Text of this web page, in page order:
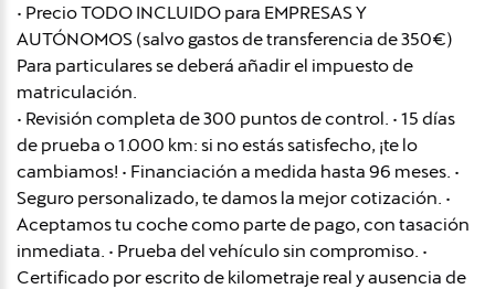
• Precio TODO INCLUIDO para EMPRESAS Y
AUTÓNOMOS (salvo gastos de transferencia de 350€)
Para particulares se deberá añadir el impuesto de
matriculación.
• Revisión completa de 300 puntos de control. • 15 días
de prueba o 1.000 km: si no estás satisfecho, ¡te lo
cambiamos! • Financiación a medida hasta 96 meses. •
Seguro personalizado, te damos la mejor cotización. •
Aceptamos tu coche como parte de pago, con tasación
inmediata. • Prueba del vehículo sin compromiso. •
Certificado por escrito de kilometraje real y ausencia de